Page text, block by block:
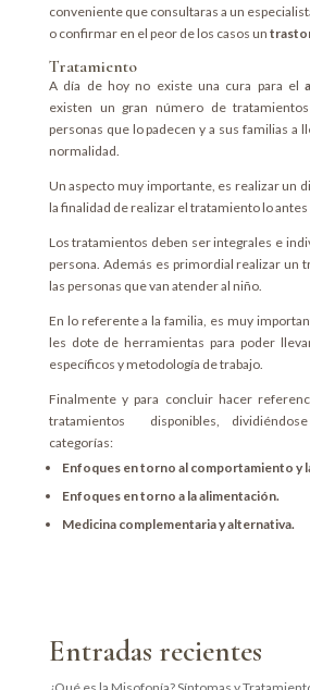
conveniente que consultaras a un
o confirmar en el peor de los casos un
Tratamiento
A día de hoy no existe una cura para el
existen un gran número de
personas que lo padecen y a sus familias a
normalidad.
Un aspecto muy importante, es realizar un
la finalidad de realizar el tratamiento lo antes
Los tratamientos deben ser integrales e
persona. Además es primordial realizar un
las personas que van atender al niño.
En lo referente a la familia, es muy
les dote de herramientas para poder
específicos y metodología de trabajo.
Finalmente y para concluir hacer
tratamientos disponibles,
categorías:
Enfoques en torno al comportamiento y
Enfoques en torno a la alimentación.
Medicina complementaria y alternativa.
Entradas recientes